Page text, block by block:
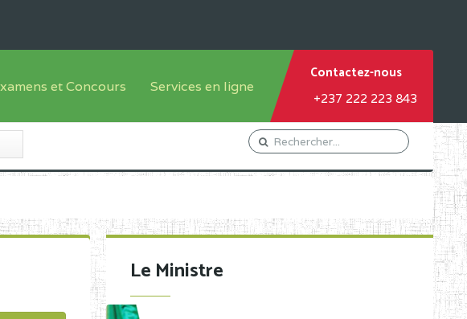
Sous système francophone
et Concours
des candidats
disponibles
Services en ligne
Orientation Conseil
Gestion du Personnel
Demande de subvention
Contactez-nous
+237 222 223 843
Le Ministre